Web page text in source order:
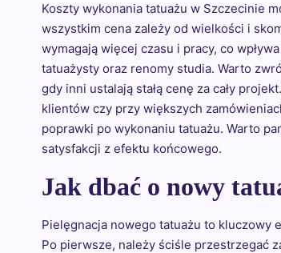
Koszty wykonania tatuażu w Szczecinie
wszystkim cena zależy od wielkości i
wymagają więcej czasu i pracy, co
tatuażysty oraz renomy studia. Warto
gdy inni ustalają stałą cenę za cały
klientów czy przy większych
poprawki po wykonaniu tatuażu. Warto
satysfakcji z efektu końcowego.
Jak dbać o nowy
Pielęgnacja nowego tatuażu to kluczowy
Po pierwsze, należy ściśle przestrzegać